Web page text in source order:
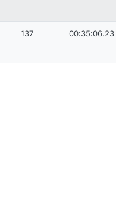
137 00:35:06.23